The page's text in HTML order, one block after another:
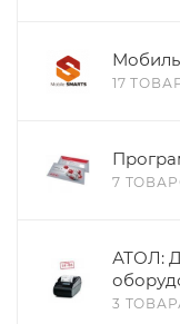
17
7
АТОЛ:
3